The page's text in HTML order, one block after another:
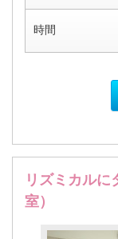
時間
リズミカルに
室）